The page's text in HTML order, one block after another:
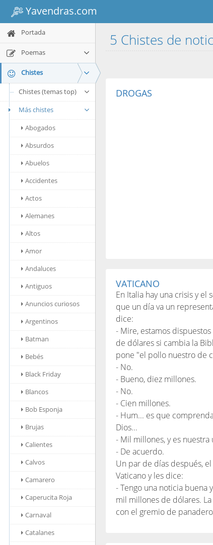
Yavendras.com
Portada
Poemas
Chistes
Chistes (temas top)
Más chistes
Abogados
Absurdos
Abuelos
Accidentes
Actos
Alemanes
Altos
Amor
Andaluces
Antiguos
Anuncios curiosos
Argentinos
Batman
Bebés
Black Friday
Blancos
Bob Esponja
Brujas
Calientes
Calvos
Camarero
Caperucita Roja
Carnaval
Catalanes
5 Chistes de
DROGAS
VATICANO
En Italia hay una crisis y el
que un día va un
dice:
- Mire, estamos
de dólares si cambia la
pone "el pollo nuestro de
- No.
- Bueno, diez millones.
- No.
- Cien millones.
- Hum... es que
Dios...
- Mil millones, y es nuestra
- De acuerdo.
Un par de días después,
Vaticano y les dice:
- Tengo una noticia buena
mil millones de dólares.
con el gremio de